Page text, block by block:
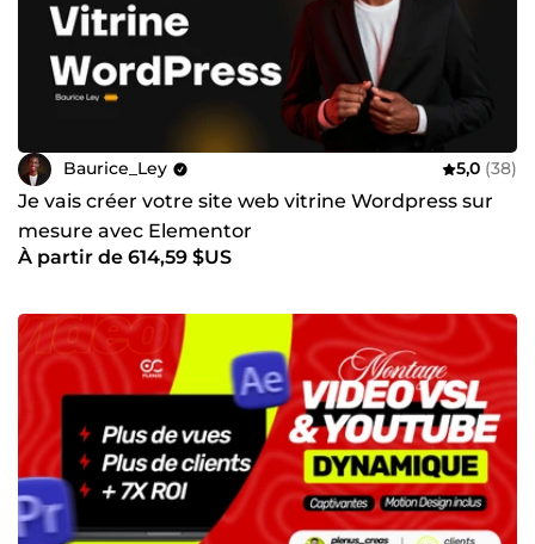
Baurice_Ley 5,0 (38)
Je vais créer votre site web vitrine Wordpress sur
mesure avec Elementor
À partir de 614,59 $US